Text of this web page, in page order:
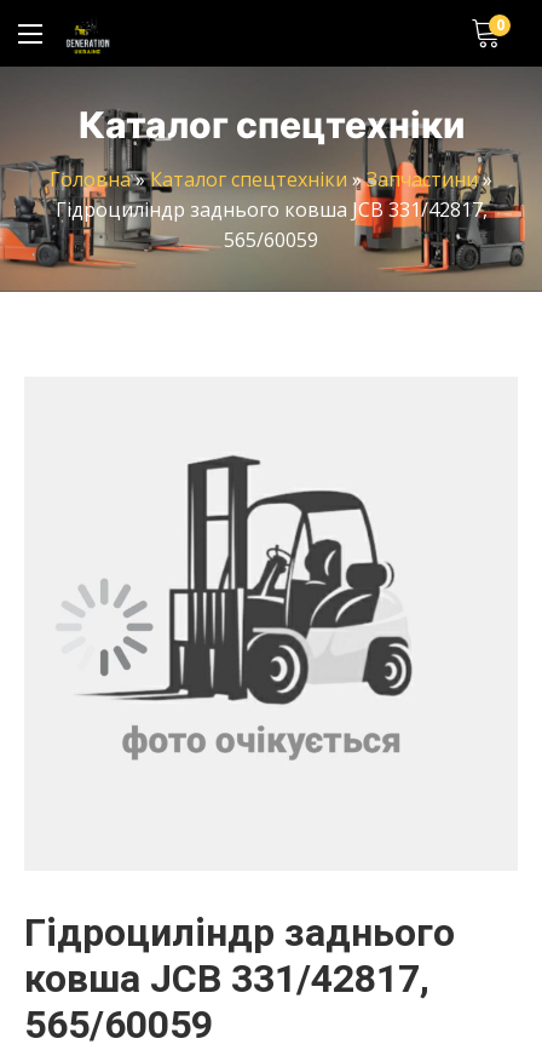
0
Каталог спецтехніки
Головна»Каталог спецтехніки »Запчастини»
Гідроциліндр заднього ковша JCB 331/42817,
565/60059
Гідроциліндр заднього
ковша JCB 331/42817,
565/60059